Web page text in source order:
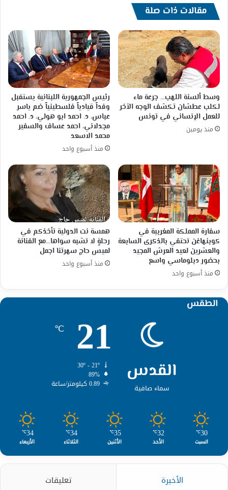
مقالات ذات صلة
وسط ألسنة اللهب… جرعة ماء
لكلب عطشان تكشف الوجه الآخر
للعمل الإنساني في تونس
منذ يومين
رئيس الجمهورية اللبنانية يستقبل
وفداً قيادياً فلسطينياً ضم ياسر
عباس، د. احمد ابو هولي، د. احمد
مجدلاني، احمد عساف والسفير
محمد الاسعد
منذ أسبوع واحد
سفارة المملكة المغربية في
كوبنهاغن تحتفي بالذكرى السابعة
والعشرين لعيد العرش المجيد
بحضور دبلوماسي واسع
منذ أسبوع واحد
همسة نت الدولية تأخذكم في
رحلةٍ لا تشبه سواها…مع الفنانة
لميس حاج سهرتنا اجمل
منذ أسبوع واحد
الطقس
القدس
سماء صافية
21
℃
89%
0.89 كيلومتر/ساعة
30
℃
السبت
32
℃
الأحد
35
℃
الأثنين
34
℃
الثلاثاء
34
℃
الأربعاء
الأخيرة تعليقات